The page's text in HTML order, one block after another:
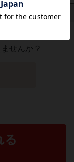
せんか？
る